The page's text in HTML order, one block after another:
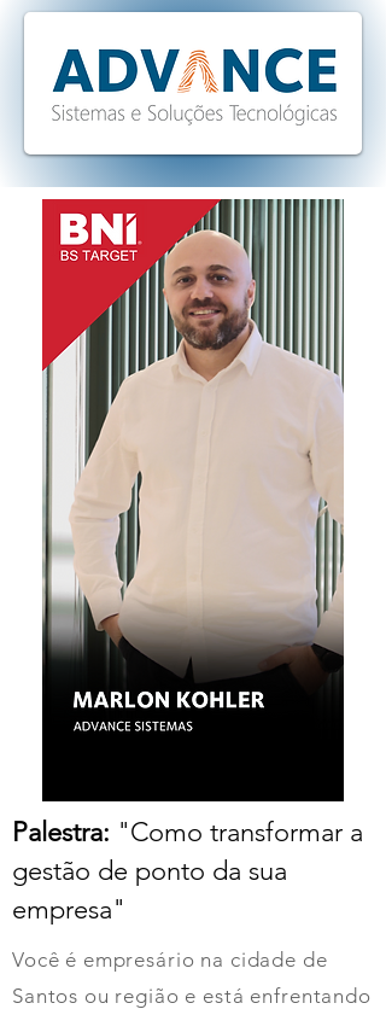
Palestra: "Como transformar a
gestão de ponto da sua
empresa"
Você é empresário na cidade de
Santos ou região e está enfrentando